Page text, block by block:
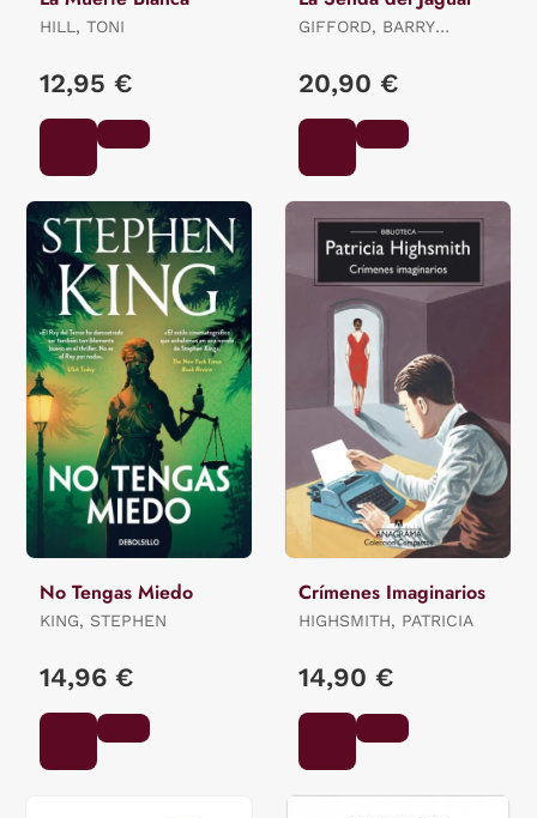
HILL, TONI
12,95 €
GIFFORD, BARRY
20,90 €
No Tengas Miedo
KING, STEPHEN
14,96 €
Crímenes Imaginarios
HIGHSMITH, PATRICIA
14,90 €